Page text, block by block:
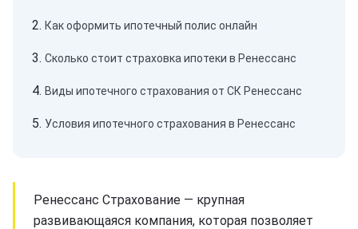
Как оформить ипотечный полис онлайн
Сколько стоит страховка ипотеки в Ренессанс
Виды ипотечного страхования от СК Ренессанс
Условия ипотечного страхования в Ренессанс
Ренессанс Страхование — крупная
развивающаяся компания, которая позволяет